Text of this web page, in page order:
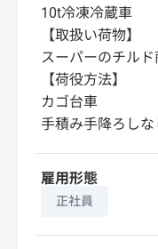
10t冷凍冷蔵車
【取扱い荷物】
スーパーのチルド
【荷役方法】
カゴ台車
手積み手降ろしな
雇用形態
正社員